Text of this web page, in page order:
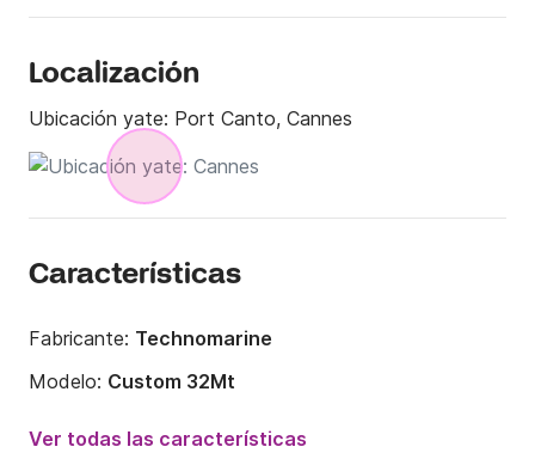
Localización
Ubicación yate: Port Canto, Cannes
Características
Fabricante: Technomarine
Modelo: Custom 32Mt
2000 (Reacondicionado en 2024)
Ver todas las características